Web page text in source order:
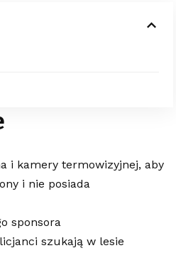
i kamery termowizyjnej, aby
i nie posiada
sponsora
szukają w lesie